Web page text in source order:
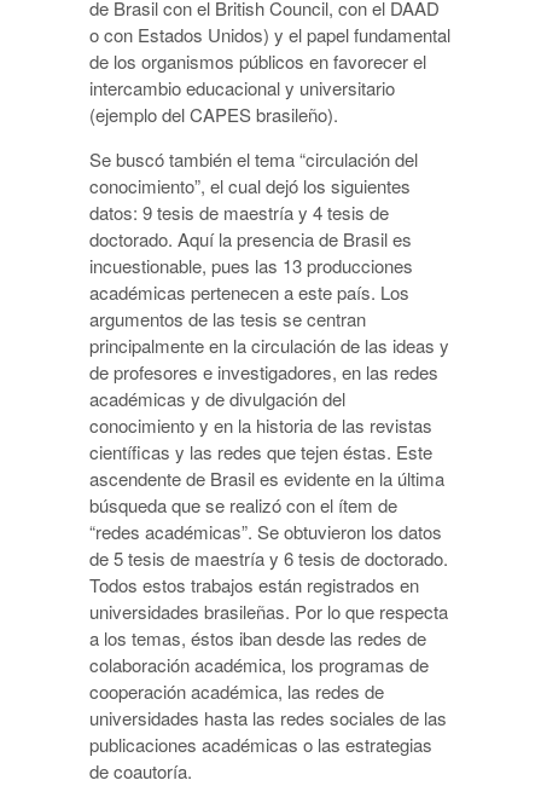
de Brasil con el British Council, con el DAAD
o con Estados Unidos) y el papel fundamental
de los organismos públicos en favorecer el
intercambio educacional y universitario
(ejemplo del CAPES brasileño).
Se buscó también el tema “circulación del
conocimiento”, el cual dejó los siguientes
datos: 9 tesis de maestría y 4 tesis de
doctorado. Aquí la presencia de Brasil es
incuestionable, pues las 13 producciones
académicas pertenecen a este país. Los
argumentos de las tesis se centran
principalmente en la circulación de las ideas y
de profesores e investigadores, en las redes
académicas y de divulgación del
conocimiento y en la historia de las revistas
científicas y las redes que tejen éstas. Este
ascendente de Brasil es evidente en la última
búsqueda que se realizó con el ítem de
“redes académicas”. Se obtuvieron los datos
de 5 tesis de maestría y 6 tesis de doctorado.
Todos estos trabajos están registrados en
universidades brasileñas. Por lo que respecta
a los temas, éstos iban desde las redes de
colaboración académica, los programas de
cooperación académica, las redes de
universidades hasta las redes sociales de las
publicaciones académicas o las estrategias
de coautoría.